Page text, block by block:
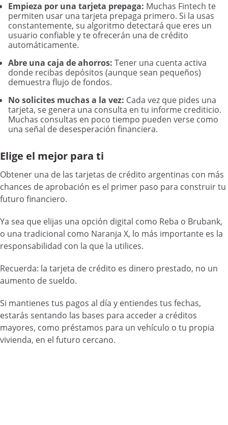
Empieza por una tarjeta prepaga: Muchas Fintech te
permiten usar una tarjeta prepaga primero. Si la usas
constantemente, su algoritmo detectará que eres un
usuario confiable y te ofrecerán una de crédito
automáticamente.
Abre una caja de ahorros: Tener una cuenta activa
donde recibas depósitos (aunque sean pequeños)
demuestra flujo de fondos.
No solicites muchas a la vez: Cada vez que pides una
tarjeta, se genera una consulta en tu informe crediticio.
Muchas consultas en poco tiempo pueden verse como
una señal de desesperación financiera.
Elige el mejor para ti
Obtener una de las tarjetas de crédito argentinas con más
chances de aprobación es el primer paso para construir tu
futuro financiero.
Ya sea que elijas una opción digital como Reba o Brubank,
o una tradicional como Naranja X, lo más importante es la
responsabilidad con la que la utilices.
Recuerda: la tarjeta de crédito es dinero prestado, no un
aumento de sueldo.
Si mantienes tus pagos al día y entiendes tus fechas,
estarás sentando las bases para acceder a créditos
mayores, como préstamos para un vehículo o tu propia
vivienda, en el futuro cercano.